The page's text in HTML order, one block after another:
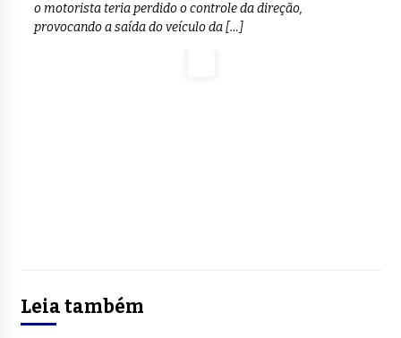
o motorista teria perdido o controle da direção,
provocando a saída do veículo da […]
Leia também